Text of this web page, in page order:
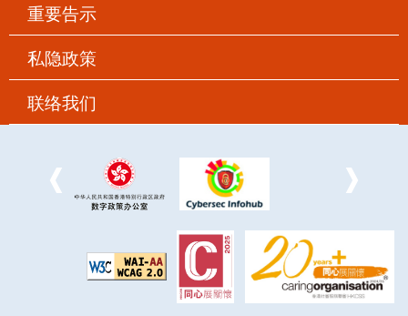
重要告示
私隐政策
联络我们